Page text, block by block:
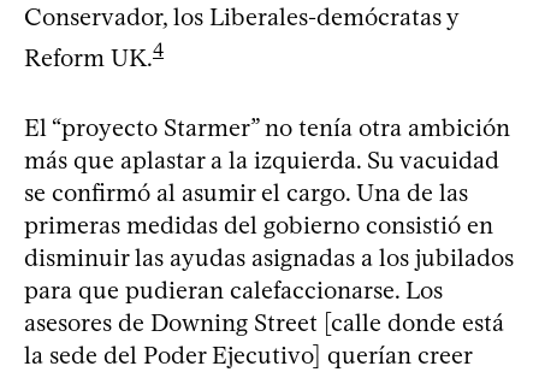
Conservador, los Liberales-demócratas y
Reform UK.4
El “proyecto Starmer” no tenía otra ambición
más que aplastar a la izquierda. Su vacuidad
se confirmó al asumir el cargo. Una de las
primeras medidas del gobierno consistió en
disminuir las ayudas asignadas a los jubilados
para que pudieran calefaccionarse. Los
asesores de Downing Street [calle donde está
la sede del Poder Ejecutivo] querían creer